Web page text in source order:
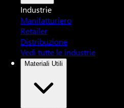
Industrie
Manifatturiero
Retailer
Distribuzione
Vedi tutte le industrie
Materiali Utili